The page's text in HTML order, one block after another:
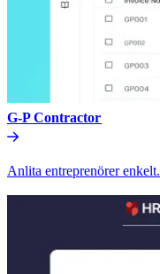
G-P Contractor​​
Anlita entreprenörer enkelt.​​